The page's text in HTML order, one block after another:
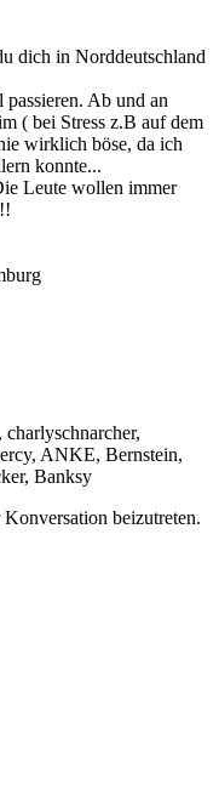
dich in Norddeutschland
Ab und an
( bei Stress z.B auf dem
wirklich böse, da ich
konnte...
Leute wollen immer
, charlyschnarcher,
, ANKE, Bernstein,
, Banksy
Konversation beizutreten.